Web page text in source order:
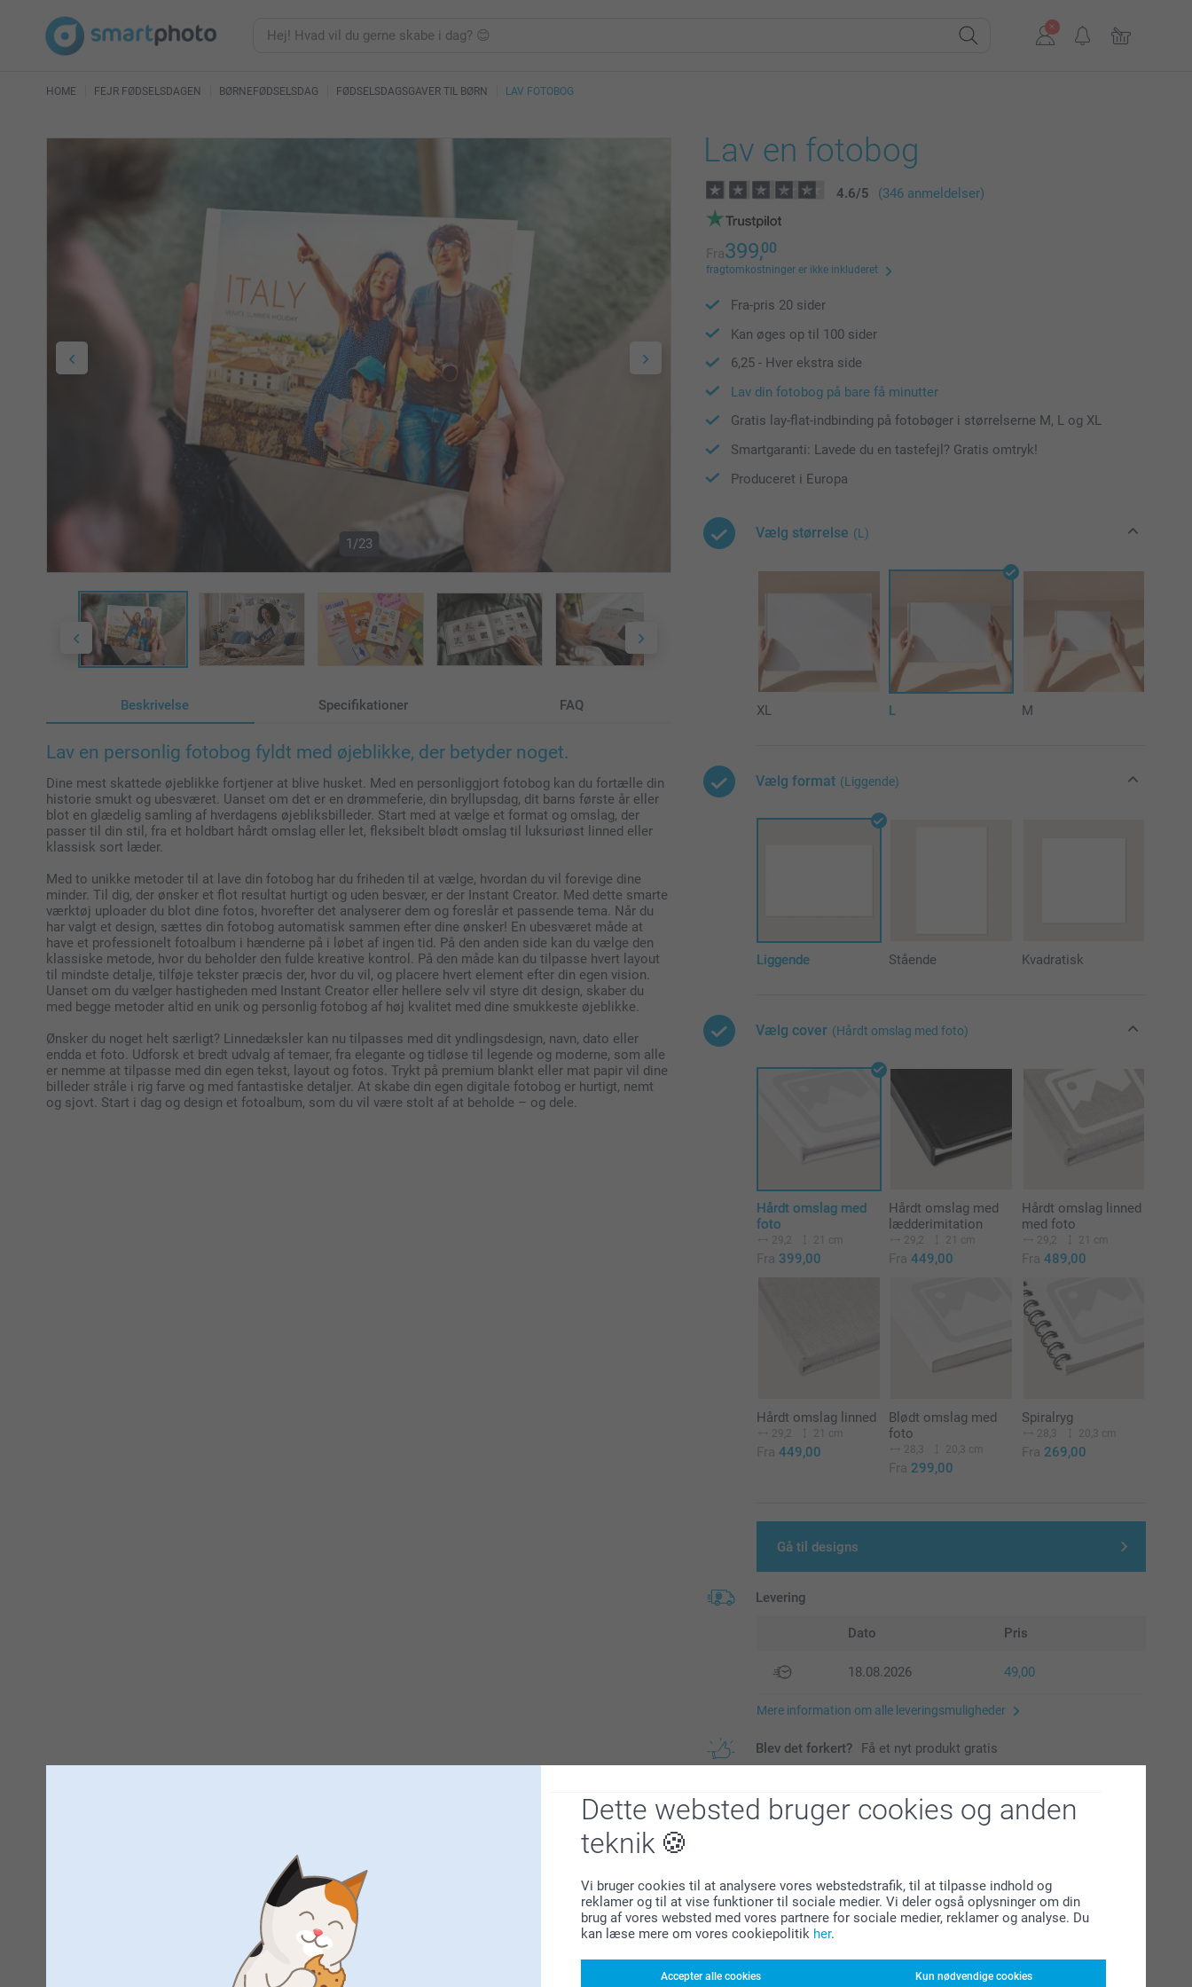
Dette websted bruger cookies og anden
teknik
Vi bruger cookies til at analysere vores webstedstrafik, til at tilpasse indhold og
reklamer og til at vise funktioner til sociale medier. Vi deler også oplysninger om din
brug af vores websted med vores partnere for sociale medier, reklamer og analyse. Du
kan læse mere om vores cookiepolitik her.
Accepter alle cookies Kun nødvendige cookies
HOME FEJR FØDSELSDAGEN BØRNEFØDSELSDAG FØDSELSDAGSGAVER TIL BØRN LAV FOTOBOG
1/23
Beskrivelse Specifikationer FAQ
Lav en personlig fotobog fyldt med øjeblikke, der betyder noget.
Dine mest skattede øjeblikke fortjener at blive husket. Med en personliggjort fotobog kan du fortælle din
historie smukt og ubesværet. Uanset om det er en drømmeferie, din bryllupsdag, dit barns første år eller
blot en glædelig samling af hverdagens øjebliksbilleder. Start med at vælge et format og omslag, der
passer til din stil, fra et holdbart hårdt omslag eller let, fleksibelt blødt omslag til luksuriøst linned eller
klassisk sort læder.
Med to unikke metoder til at lave din fotobog har du friheden til at vælge, hvordan du vil forevige dine
minder. Til dig, der ønsker et flot resultat hurtigt og uden besvær, er der Instant Creator. Med dette smarte
værktøj uploader du blot dine fotos, hvorefter det analyserer dem og foreslår et passende tema. Når du
har valgt et design, sættes din fotobog automatisk sammen efter dine ønsker! En ubesværet måde at
have et professionelt fotoalbum i hænderne på i løbet af ingen tid. På den anden side kan du vælge den
klassiske metode, hvor du beholder den fulde kreative kontrol. På den måde kan du tilpasse hvert layout
til mindste detalje, tilføje tekster præcis der, hvor du vil, og placere hvert element efter din egen vision.
Uanset om du vælger hastigheden med Instant Creator eller hellere selv vil styre dit design, skaber du
med begge metoder altid en unik og personlig fotobog af høj kvalitet med dine smukkeste øjeblikke.
Ønsker du noget helt særligt? Linnedæksler kan nu tilpasses med dit yndlingsdesign, navn, dato eller
endda et foto. Udforsk et bredt udvalg af temaer, fra elegante og tidløse til legende og moderne, som alle
er nemme at tilpasse med din egen tekst, layout og fotos. Trykt på premium blankt eller mat papir vil dine
billeder stråle i rig farve og med fantastiske detaljer. At skabe din egen digitale fotobog er hurtigt, nemt
og sjovt. Start i dag og design et fotoalbum, som du vil være stolt af at beholde – og dele.
Lav en fotobog
4.6/5 (346 anmeldelser)
Fra399,00
fragtomkostninger er ikke inkluderet
Fra-pris 20 sider
Kan øges op til 100 sider
6,25 - Hver ekstra side
Lav din fotobog på bare få minutter
Gratis lay-flat-indbinding på fotobøger i størrelserne M, L og XL
Smartgaranti: Lavede du en tastefejl? Gratis omtryk!
Produceret i Europa
Vælg størrelse (L)
XL L M
Vælg format (Liggende)
Liggende Stående Kvadratisk
Vælg cover (Hårdt omslag med foto)
Hårdt omslag med
foto
29,2 21 cm
Fra 399,00
Hårdt omslag med
lædderimitation
29,2 21 cm
Fra 449,00
Hårdt omslag linned
med foto
29,2 21 cm
Fra 489,00
Hårdt omslag linned
29,2 21 cm
Fra 449,00
Blødt omslag med
foto
28,3 20,3 cm
Fra 299,00
Spiralryg
28,3 20,3 cm
Fra 269,00
Gå til designs
Levering
Dato Pris
18.08.2026 49,00
Mere information om alle leveringsmuligheder
Blev det forkert? Få et nyt produkt gratis
Gør din fotobog endnu mere luksuriøs ved at vælge
premium blankt eller premium mat papir.
Fra 3,25 / stk
Prisinformation
Alle priser inklusive moms og uden forsendelsesomkostninger
FAQ